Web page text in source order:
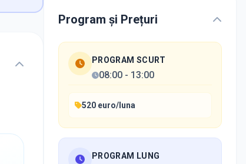
Program și Prețuri
PROGRAM SCURT
08:00 - 13:00
520 euro/luna
PROGRAM LUNG